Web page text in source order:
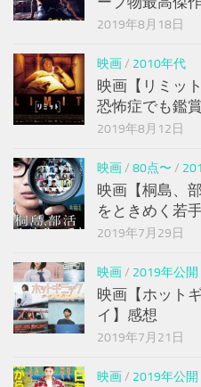
2019年8月18日
映画/ 2010年代
映画【リミッ
恐怖症でも鑑
2019年8月12日
映画/ 80点〜 /
映画【桐島、
をときめく若
2019年7月29日
映画/ 2019年公開
映画【ホット
イ】感想
2019年7月21日
映画/ 2019年公開